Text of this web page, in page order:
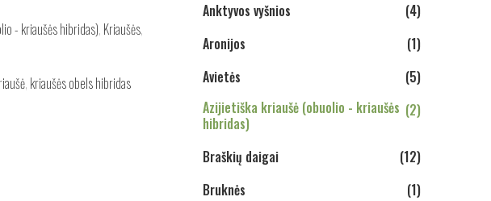
- kriaušės hibridas), Kriaušės,
, kriaušės obels hibridas
Anktyvos vyšnios
(4)
Aronijos
(1)
Avietės
(5)
Azijietiška kriaušė (obuolio - kriaušės
hibridas)
(2)
Braškių daigai
(12)
Bruknės
(1)